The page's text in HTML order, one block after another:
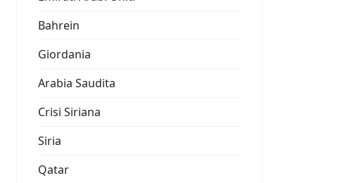
Bahrein
Giordania
Arabia Saudita
Crisi Siriana
Siria
Qatar